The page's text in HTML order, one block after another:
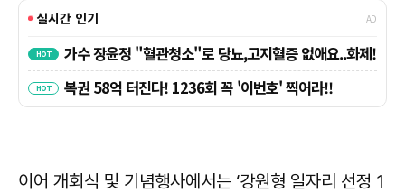
이어 개회식 및 기념행사에서는 ‘강원형 일자리 선정 1